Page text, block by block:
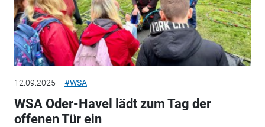
12.09.2025 #WSA
WSA Oder-Havel lädt zum Tag der
offenen Tür ein